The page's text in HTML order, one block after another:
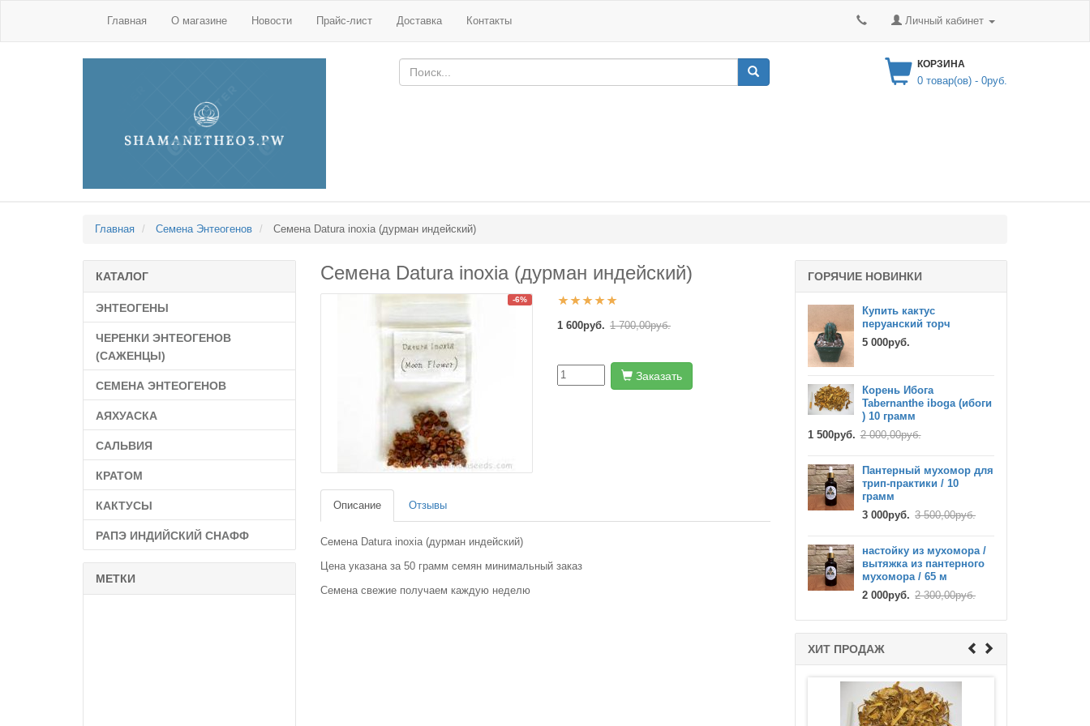
Главная О магазине Новости Прайс-лист Доставка Контакты Личный кабинет
КОРЗИНА
0 товар(ов) - 0руб.
Главная Семена Энтеогенов Семена Datura inoxia (дурман индейский)
КАТАЛОГ
ЭНТЕОГЕНЫ
ЧЕРЕНКИ ЭНТЕОГЕНОВ
(САЖЕНЦЫ)
СЕМЕНА ЭНТЕОГЕНОВ
АЯХУАСКА
САЛЬВИЯ
КРАТОМ
КАКТУСЫ
РАПЭ ИНДИЙСКИЙ СНАФФ
МЕТКИ
Семена Datura inoxia (дурман индейский)
-6%
1 600руб. 1 700,00руб.
Заказать
Описание Отзывы
Семена Datura inoxia (дурман индейский)
Цена указана за 50 грамм семян минимальный заказ
Семена свежие получаем каждую неделю
ГОРЯЧИЕ НОВИНКИ
Купить кактус
перуанский торч
5 000руб.
Корень Ибога
Tabernanthe iboga (ибоги
) 10 грамм
1 500руб. 2 000,00руб.
Пантерный мухомор для
трип-практики / 10
грамм
3 000руб. 3 500,00руб.
настойку из мухомора /
вытяжка из пантерного
мухомора / 65 м
2 000руб. 2 300,00руб.
ХИТ ПРОДАЖ
Готовый напиток Аяуаска
(ayahuasca) ayawaska 550 мл с
дмт
(Salvia divinorum)
2 000руб. 2 200,00руб.